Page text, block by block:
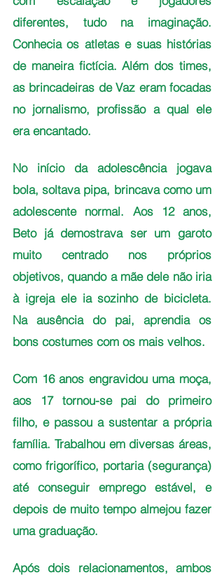
diferentes, tudo na imaginação.
Conhecia os atletas e suas histórias
de maneira fictícia. Além dos times,
as brincadeiras de Vaz eram focadas
no jornalismo, profissão a qual ele
era encantado.
No início da adolescência jogava
bola, soltava pipa, brincava como um
adolescente normal. Aos 12 anos,
Beto já demostrava ser um garoto
muito centrado nos próprios
objetivos, quando a mãe dele não iria
à igreja ele ia sozinho de bicicleta.
Na ausência do pai, aprendia os
bons costumes com os mais velhos.
Com 16 anos engravidou uma moça,
aos 17 tornou-se pai do primeiro
filho, e passou a sustentar a própria
família. Trabalhou em diversas áreas,
como frigorífico, portaria (segurança)
até conseguir emprego estável, e
depois de muito tempo almejou fazer
uma graduação.
Após dois relacionamentos, ambos